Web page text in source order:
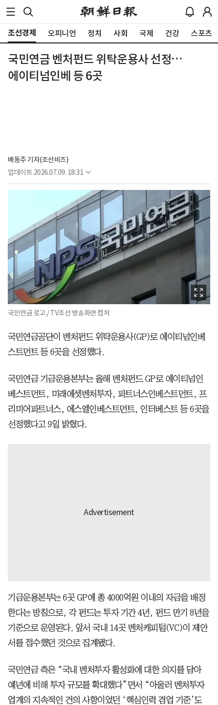
조선경제 오피니언 정치 사회 국제 건강 스포츠
국민연금 벤처펀드 위탁운용사 선정…
에이티넘인베 등 6곳
배동주 기자(조선비즈)
업데이트 2026.07.09. 18:31
국민연금 로고./ TV조선 방송화면 캡처
국민연금공단이 벤처펀드 위탁운용사(GP)로 에이티넘인베
스트먼트 등 6곳을 선정했다.
국민연금 기금운용본부는 올해 벤처펀드 GP로 에이티넘인
베스트먼트, 미래에셋벤처투자, 파트너스인베스트먼트, 프
리미어파트너스, 에스엘인베스트먼트, 인터베스트 등 6곳을
선정했다고 9일 밝혔다.
기금운용본부는 6곳 GP에 총 4000억원 이내의 자금을 배정
한다는 방침으로, 각 펀드는 투자 기간 4년, 펀드 만기 8년을
기준으로 운영된다. 앞서 국내 14곳 벤처캐피털(VC)이 제안
서를 접수했던 것으로 집계됐다.
국민연금 측은 “국내 벤처투자 활성화에 대한 의지를 담아
예년에 비해 투자 규모를 확대했다”면서 “아울러 벤처투자
업계의 지속적인 건의 사항이었던 ‘핵심인력 겸업 기준’도